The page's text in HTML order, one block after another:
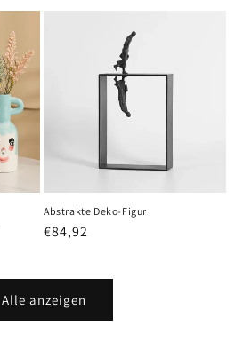
Abstrakte Deko-Figur
Normaler
€84,92
Alle anzeigen